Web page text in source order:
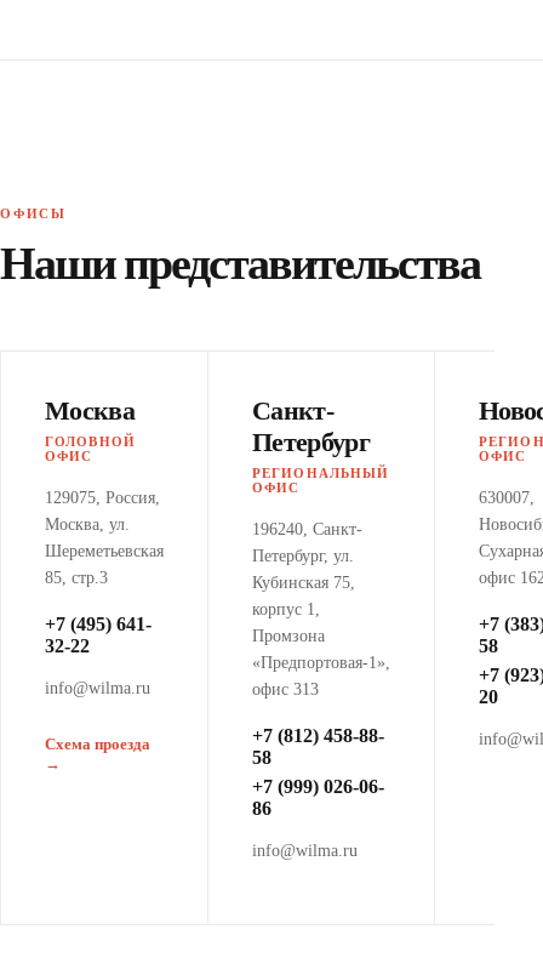
ОФИСЫ
Наши представительства
Москва
ГОЛОВНОЙ
ОФИС
129075, Россия,
Москва, ул.
Шереметьевская
85, стр.3
+7 (495) 641-
32-22
info@wilma.ru
Схема проезда
→
Санкт-
Петербург
РЕГИОНАЛЬНЫЙ
ОФИС
196240, Санкт-
Петербург, ул.
Кубинская 75,
корпус 1,
Промзона
«Предпортовая-1»,
офис 313
+7 (812) 458-88-
58
+7 (999) 026-06-
86
info@wilma.ru
ОФИС
630007,
офис
+7
58
+7
20